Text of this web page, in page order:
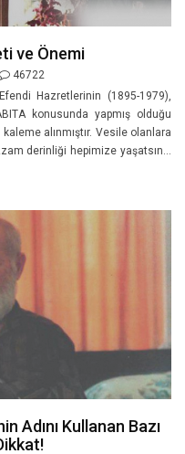
ve Önemi
46722
Hazretlerinin (1895-1979),
konusunda yapmış olduğu
alınmıştır. Vesile olanlara
derinliği hepimize yaşatsın...
Adını Kullanan Bazı